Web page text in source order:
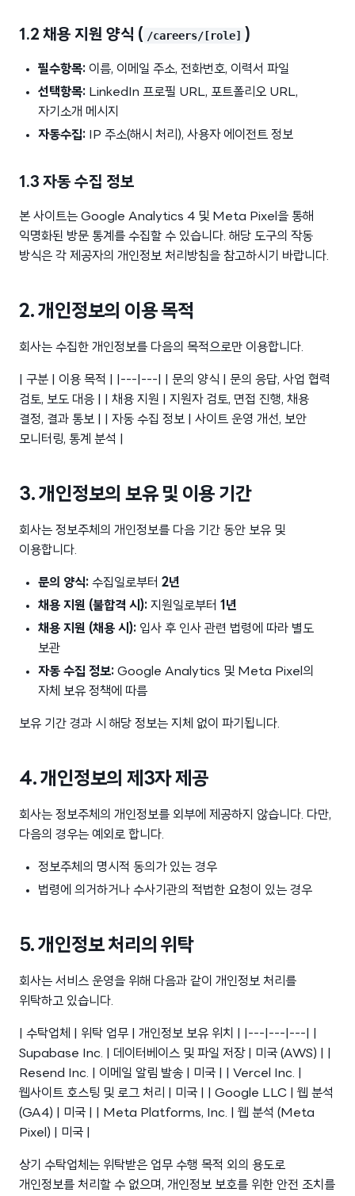
1.2 채용 지원 양식 ( /careers/[role] )
필수항목: 이름, 이메일 주소, 전화번호, 이력서 파일
선택항목: LinkedIn 프로필 URL, 포트폴리오 URL,
자기소개 메시지
자동수집: IP 주소(해시 처리), 사용자 에이전트 정보
1.3 자동 수집 정보
본 사이트는 Google Analytics 4 및 Meta Pixel을 통해
익명화된 방문 통계를 수집할 수 있습니다. 해당 도구의 작동
방식은 각 제공자의 개인정보 처리방침을 참고하시기 바랍니다.
2. 개인정보의 이용 목적
회사는 수집한 개인정보를 다음의 목적으로만 이용합니다.
| 구분 | 이용 목적 | |---|---| | 문의 양식 | 문의 응답, 사업 협력
검토, 보도 대응 | | 채용 지원 | 지원자 검토, 면접 진행, 채용
결정, 결과 통보 | | 자동 수집 정보 | 사이트 운영 개선, 보안
모니터링, 통계 분석 |
3. 개인정보의 보유 및 이용 기간
회사는 정보주체의 개인정보를 다음 기간 동안 보유 및
이용합니다.
문의 양식: 수집일로부터 2년
채용 지원 (불합격 시): 지원일로부터 1년
채용 지원 (채용 시): 입사 후 인사 관련 법령에 따라 별도
보관
자동 수집 정보: Google Analytics 및 Meta Pixel의
자체 보유 정책에 따름
보유 기간 경과 시 해당 정보는 지체 없이 파기됩니다.
4. 개인정보의 제3자 제공
회사는 정보주체의 개인정보를 외부에 제공하지 않습니다. 다만,
다음의 경우는 예외로 합니다.
정보주체의 명시적 동의가 있는 경우
법령에 의거하거나 수사기관의 적법한 요청이 있는 경우
5. 개인정보 처리의 위탁
회사는 서비스 운영을 위해 다음과 같이 개인정보 처리를
위탁하고 있습니다.
| 수탁업체 | 위탁 업무 | 개인정보 보유 위치 | |---|---|---| |
Supabase Inc. | 데이터베이스 및 파일 저장 | 미국 (AWS) | |
Resend Inc. | 이메일 알림 발송 | 미국 | | Vercel Inc. |
웹사이트 호스팅 및 로그 처리 | 미국 | | Google LLC | 웹 분석
(GA4) | 미국 | | Meta Platforms, Inc. | 웹 분석 (Meta
Pixel) | 미국 |
상기 수탁업체는 위탁받은 업무 수행 목적 외의 용도로
개인정보를 처리할 수 없으며, 개인정보 보호를 위한 안전 조치를